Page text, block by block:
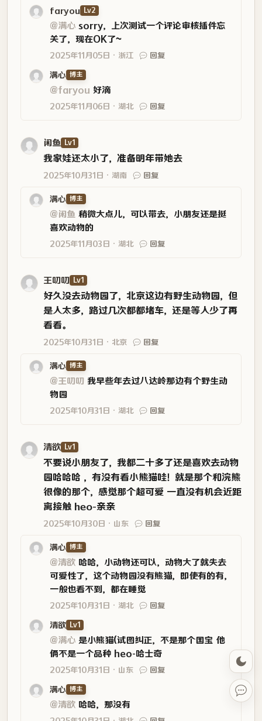
faryou Lv2
@满心 sorry，上次测试一个评论审核插件忘
关了，现在OK了~
2025年11月05日 浙江 回复
满心 博主
@faryou 好滴
2025年11月06日 湖北 回复
闲鱼 Lv1
我家娃还太小了，准备明年带她去
2025年10月31日 湖南 回复
满心 博主
@闲鱼 稍微大点儿，可以带去，小朋友还是挺
喜欢动物的
2025年11月03日 湖北 回复
王叨叨 Lv1
好久没去动物园了，北京这边有野生动物园，但
是人太多，路过几次都都堵车，还是等人少了再
看看。
2025年10月31日 北京 回复
满心 博主
@王叨叨 我早些年去过八达岭那边有个野生动
物园
2025年10月31日 湖北 回复
清欲 Lv1
不要说小朋友了，我都二十多了还是喜欢去动物
园哈哈哈 ，有没有看小熊猫哇！就是那个和浣熊
很像的那个，感觉那个超可爱 一直没有机会近距
离接触 heo-亲亲
2025年10月30日 山东 回复
满心 博主
@清欲 哈哈，小动物还可以，动物大了就失去
可爱性了，这个动物园没有熊猫，即使有的有，
一般也看不到，都在睡觉
2025年10月31日 湖北 回复
清欲 Lv1
@满心 是小熊猫(试图纠正，不是那个国宝 他
俩不是一个品种 heo-哈士奇
2025年10月31日 山东 回复
满心 博主
@清欲 哈哈，那没有